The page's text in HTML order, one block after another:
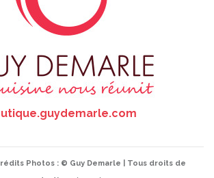
Photos : © Guy Demarle | Tous droits de